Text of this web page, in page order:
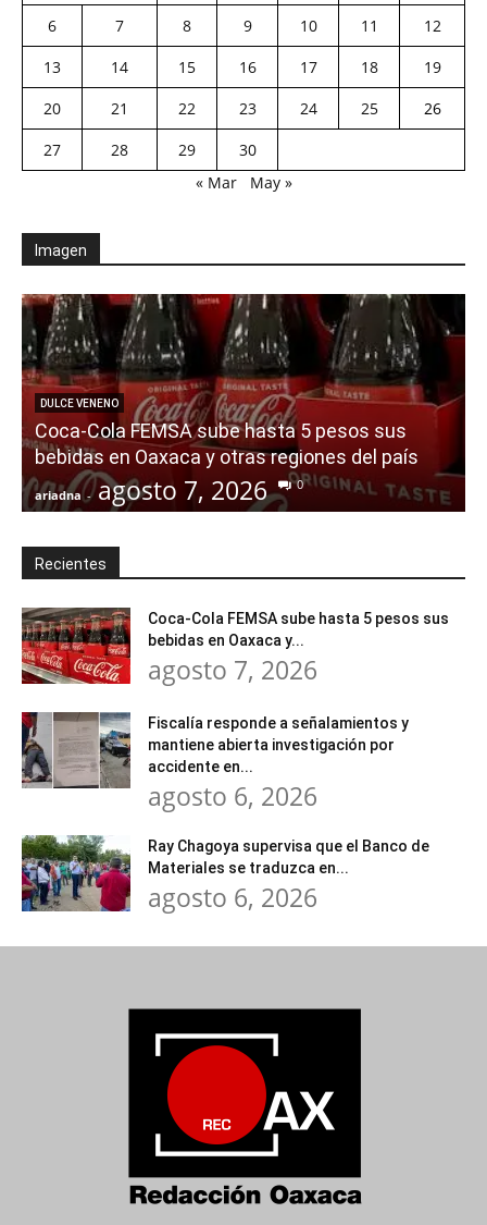
6
7 8 9 10 11
12
13
14 15 16 17 18
19
20
21 22 23 24 25
26
27
28 29
30
« Mar
May »
Imagen
DULCE VENENO
Coca-Cola FEMSA sube hasta 5 pesos sus
bebidas en Oaxaca y otras regiones del país
ariadna - agosto 7, 2026 0
Recientes
Coca-Cola FEMSA sube hasta 5 pesos sus
bebidas en Oaxaca y...
agosto 7, 2026
Fiscalía responde a señalamientos y
mantiene abierta investigación por
accidente en...
agosto 6, 2026
Ray Chagoya supervisa que el Banco de
Materiales se traduzca en...
agosto 6, 2026